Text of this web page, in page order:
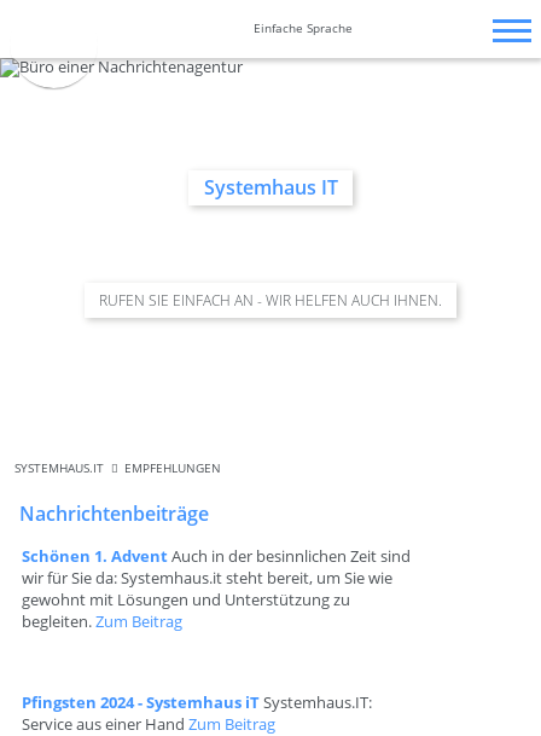
überspringen
überspringen
Einfache Sprache
Systemhaus IT
RUFEN SIE EINFACH AN - WIR HELFEN AUCH IHNEN.
SYSTEMHAUS.IT EMPFEHLUNGEN
Nachrichtenbeiträge
Schönen 1. AdventAuch in der besinnlichen Zeit sind
wir für Sie da: Systemhaus.it steht bereit, um Sie wie
gewohnt mit Lösungen und Unterstützung zu
begleiten.Zum Beitrag
Pfingsten 2024 - Systemhaus iTSystemhaus.IT:
Service aus einer Hand Zum Beitrag